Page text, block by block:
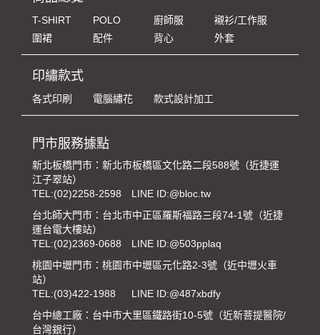
T-SHIRT POLO 廚師服
襯衫/工作服
圍裙
配件 背心 外套
印繡款式
各式印刷 電腦繡花 款式設計加工
門市服務據點
新北板橋門市：新北市板橋區文化路二段588號（近捷運
江子翠站）
TEL:(02)2258-2598
LINE ID:@bloc.tw
台北師大門市：台北市中正區羅斯福路三段74-1號（近捷
運台電大樓站）
TEL:(02)2369-0688
LINE ID:@503pplaq
桃園中壢門市：桃園市中壢區元化路2-3號（近中壢火車
站）
TEL:(03)422-1988
LINE ID:@487xbdfy
台中總工廠：台中市大里區鐵路街10-5號（近新菩提醫院/
台灣銀行）